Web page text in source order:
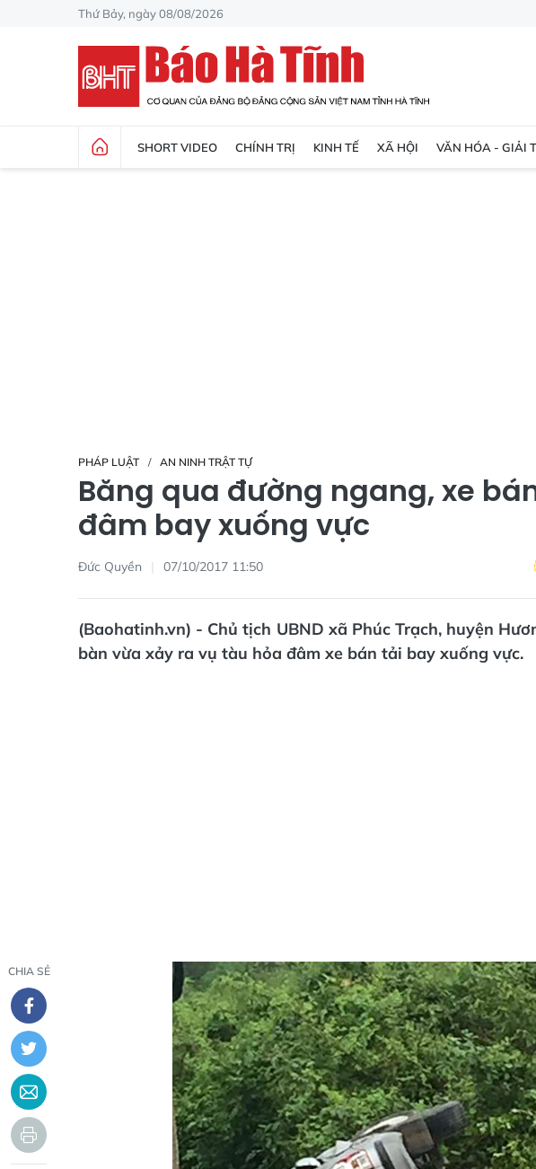
Thứ Bảy, ngày 08/08/2026
SHORT VIDEO CHÍNH TRỊ KINH TẾ XÃ HỘI VĂN HÓA - GIẢI
PHÁP LUẬT AN NINH TRẬT TỰ
Băng qua đường ngang, xe
đâm bay xuống vực
Đức Quyền 07/10/2017 11:50
(Baohatinh.vn) - Chủ tịch UBND xã Phúc Trạch, huyện
bàn vừa xảy ra vụ tàu hỏa đâm xe bán tải bay xuống vực.
CHIA SẺ